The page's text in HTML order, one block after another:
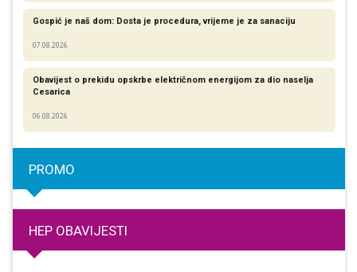
Gospić je naš dom: Dosta je procedura, vrijeme je za sanaciju
07.08.2026
Obavijest o prekidu opskrbe električnom energijom za dio naselja
Cesarica
06.08.2026
PROMO
HEP OBAVIJESTI